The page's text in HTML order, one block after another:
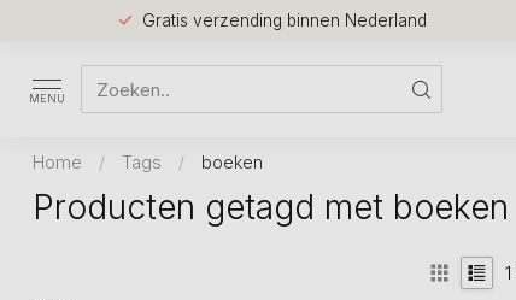
Gratis verzending binnen Nederland
MENU
Home / Tags / boeken
Producten getagd met boeken
1